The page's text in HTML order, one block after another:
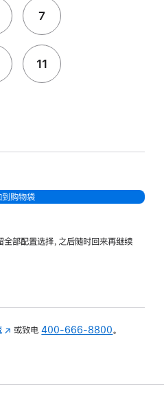
7
11
到购物袋
部配置选择，之后随时回来再继续
(在
中
或致电400-666-8800 。